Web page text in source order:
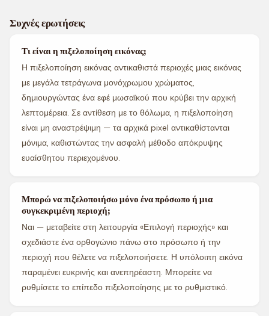
Συχνές ερωτήσεις
Τι είναι η πιξελοποίηση εικόνας;
Η πιξελοποίηση εικόνας αντικαθιστά περιοχές μιας εικόνας
με μεγάλα τετράγωνα μονόχρωμου χρώματος,
δημιουργώντας ένα εφέ μωσαϊκού που κρύβει την αρχική
λεπτομέρεια. Σε αντίθεση με το θόλωμα, η πιξελοποίηση
είναι μη αναστρέψιμη — τα αρχικά pixel αντικαθίστανται
μόνιμα, καθιστώντας την ασφαλή μέθοδο απόκρυψης
ευαίσθητου περιεχομένου.
Μπορώ να πιξελοποιήσω μόνο ένα πρόσωπο ή μια
συγκεκριμένη περιοχή;
Ναι — μεταβείτε στη λειτουργία «Επιλογή περιοχής» και
σχεδιάστε ένα ορθογώνιο πάνω στο πρόσωπο ή την
περιοχή που θέλετε να πιξελοποιήσετε. Η υπόλοιπη εικόνα
παραμένει ευκρινής και ανεπηρέαστη. Μπορείτε να
ρυθμίσετε το επίπεδο πιξελοποίησης με το ρυθμιστικό.